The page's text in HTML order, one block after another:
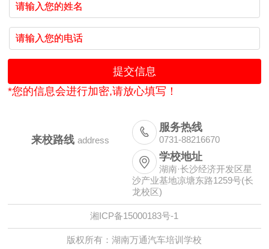
*您的信息会进行加密,请放心填写！
来校路线 address
 服务热线
0731-88216670
 学校地址
湖南·长沙经济开发区星
沙产业基地凉塘东路1259号(长
龙校区)
湘ICP备15000183号-1
版权所有：湖南万通汽车培训学校